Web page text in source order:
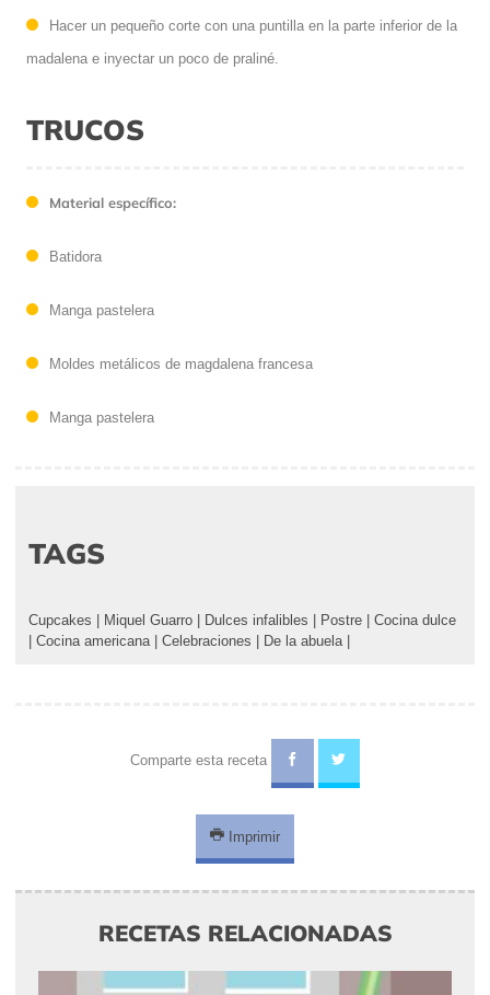
Hacer un pequeño corte con una puntilla en la parte inferior de la
madalena e inyectar un poco de praliné.
TRUCOS
Material específico:
Batidora
Manga pastelera
Moldes metálicos de magdalena francesa
Manga pastelera
TAGS
Cupcakes Miquel Guarro Dulces infalibles Postre
Cocina dulce
Cocina americana| Celebraciones De la abuela|
Comparte esta receta
Imprimir
RECETAS RELACIONADAS